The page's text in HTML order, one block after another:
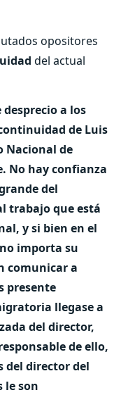
opositores
del actual
desprecio a los
de Luis
Nacional de
No hay confianza
del
trabajo que está
y si bien en el
importa su
comunicar a
presente
llegase a
del director,
de ello,
del director del
le son